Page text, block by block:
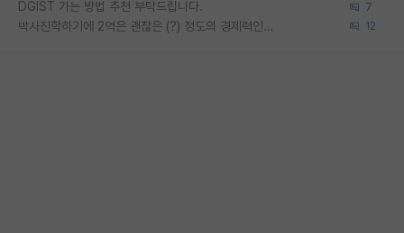
DGIST 가는 방법 추천 부탁드립니다. 7
박사진학하기에 2억은 괜찮은 (?) 정도의 경제력인가요 12